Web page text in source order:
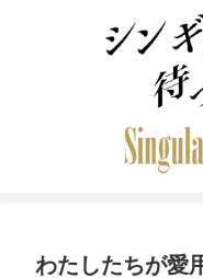
わたしたちが愛